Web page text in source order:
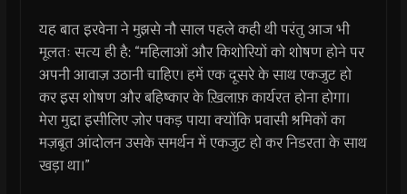
यह बात इरवेना ने मुझसे नौ साल पहले कही थी परंतु आज भी
मूलतः सत्य ही है: “महिलाओं और किशोरियों को शोषण होने पर
अपनी आवाज़ उठानी चाहिए। हमें एक दूसरे के साथ एकजुट हो
कर इस शोषण और बहिष्कार के ख़िलाफ़ कार्यरत होना होगा।
मेरा मुद्दा इसीलिए ज़ोर पकड़ पाया क्योंकि प्रवासी श्रमिकों का
मज़बूत आंदोलन उसके समर्थन में एकजुट हो कर निडरता के साथ
खड़ा था।”